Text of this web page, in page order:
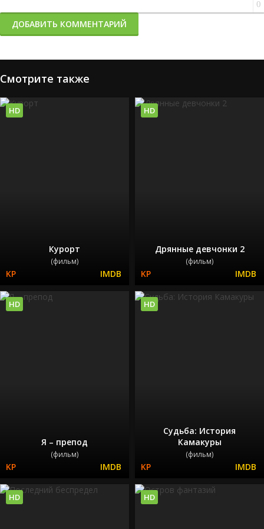
0
ДОБАВИТЬ КОММЕНТАРИЙ
Смотрите также
Курорт
(фильм)
HD
Дрянные девчонки 2
(фильм)
HD
Я – препод
(фильм)
HD
Судьба: История
Камакуры
(фильм)
HD
HD HD